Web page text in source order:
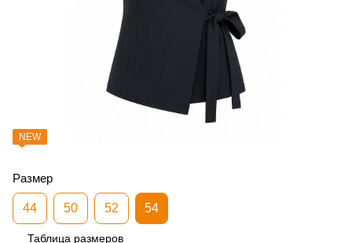
NEW
Размер
44 50 52 54
Таблица размеров